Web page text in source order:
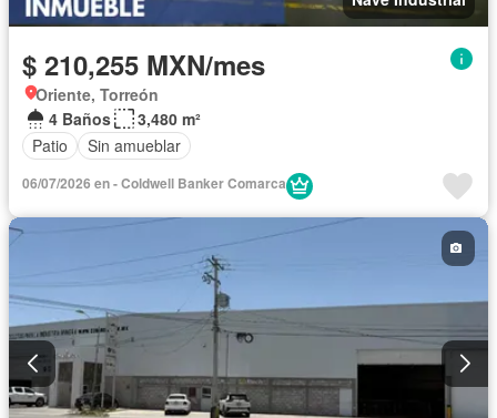
$ 210,255 MXN/mes
Oriente, Torreón
4 Baños
3,480 m²
Patio
Sin amueblar
06/07/2026 en - Coldwell Banker Comarca